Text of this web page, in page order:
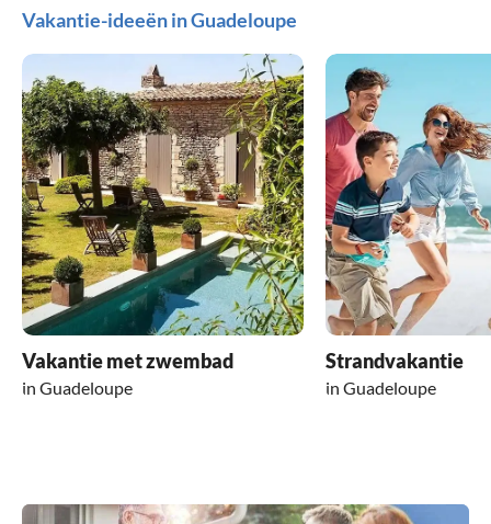
Vakantie-ideeën in Guadeloupe
Vakantie met zwembad
in Guadeloupe
Strandvakantie
in Guadeloupe